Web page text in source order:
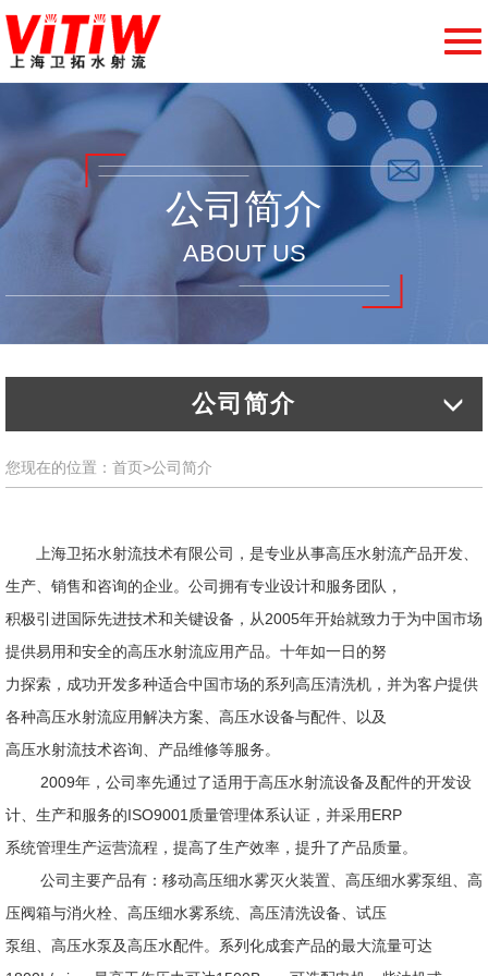
切
导
公司简介
ABOUT US
公司简介
您现在的位置： 首页>公司简介
上海卫拓水射流技术有限公司，是专业从事高压水射流产品开发、
生产、销售和咨询的企业。公司拥有专业设计和服务团队，
积极引进国际先进技术和关键设备，从2005年开始就致力于为中国市场
提供易用和安全的高压水射流应用产品。十年如一日的努
力探索，成功开发多种适合中国市场的系列高压清洗机，并为客户提供
各种高压水射流应用解决方案、高压水设备与配件、以及
高压水射流技术咨询、产品维修等服务。
2009年，公司率先通过了适用于高压水射流设备及配件的开发设
计、生产和服务的ISO9001质量管理体系认证，并采用ERP
系统管理生产运营流程，提高了生产效率，提升了产品质量。
公司主要产品有：移动高压细水雾灭火装置、高压细水雾泵组、高
压阀箱与消火栓、高压细水雾系统、高压清洗设备、试压
泵组、高压水泵及高压水配件。系列化成套产品的最大流量可达